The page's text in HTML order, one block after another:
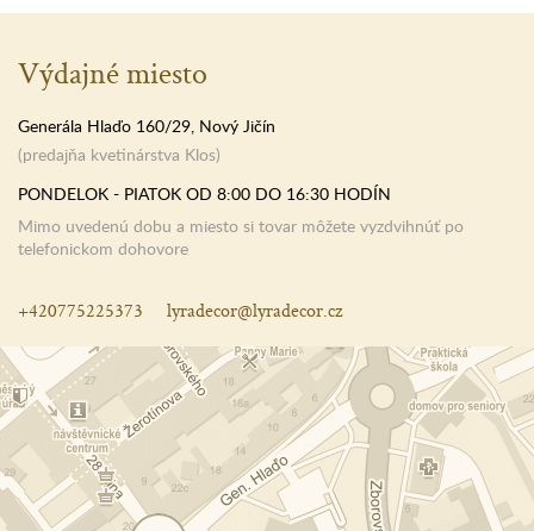
Výdajné miesto
Generála Hlaďo 160/29, Nový Jičín
(predajňa kvetinárstva Klos)
PONDELOK - PIATOK OD 8:00 DO 16:30 HODÍN
Mimo uvedenú dobu a miesto si tovar môžete vyzdvihnúť po
telefonickom dohovore
+420775225373 lyradecor@lyradecor.cz